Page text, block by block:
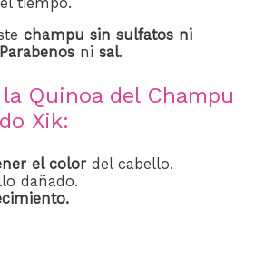
champu sin sulfatos ni
Parabenos ni sal.
Quinoa del Champu
Xik:
el color del cabello.
dañado.